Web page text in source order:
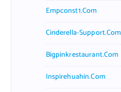
Empconst1.com
Cinderella-Support.com
Bigpinkrestaurant.com
Inspirehuahin.com